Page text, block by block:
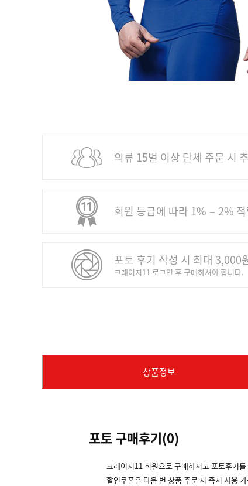
의류 15벌 이상 단체 주문 시
회원 등급에 따라 1% − 2% 적
포토 후기 작성 시 최대 3,000
크레이지11 로그인 후 구매하셔야 합니다.
상품정보
포토 구매후기(0)
크레이지11 회원으로 구매하시고 포토후기
할인쿠폰은 다음 번 상품 주문 시 즉시 사용